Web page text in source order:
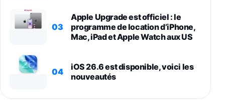
03
Apple Upgrade est officiel : le
programme de location d’iPhone,
Mac, iPad et Apple Watch aux US
04
iOS 26.6 est disponible, voici les
nouveautés